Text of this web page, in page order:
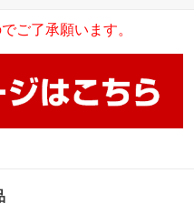
ご了承願います。